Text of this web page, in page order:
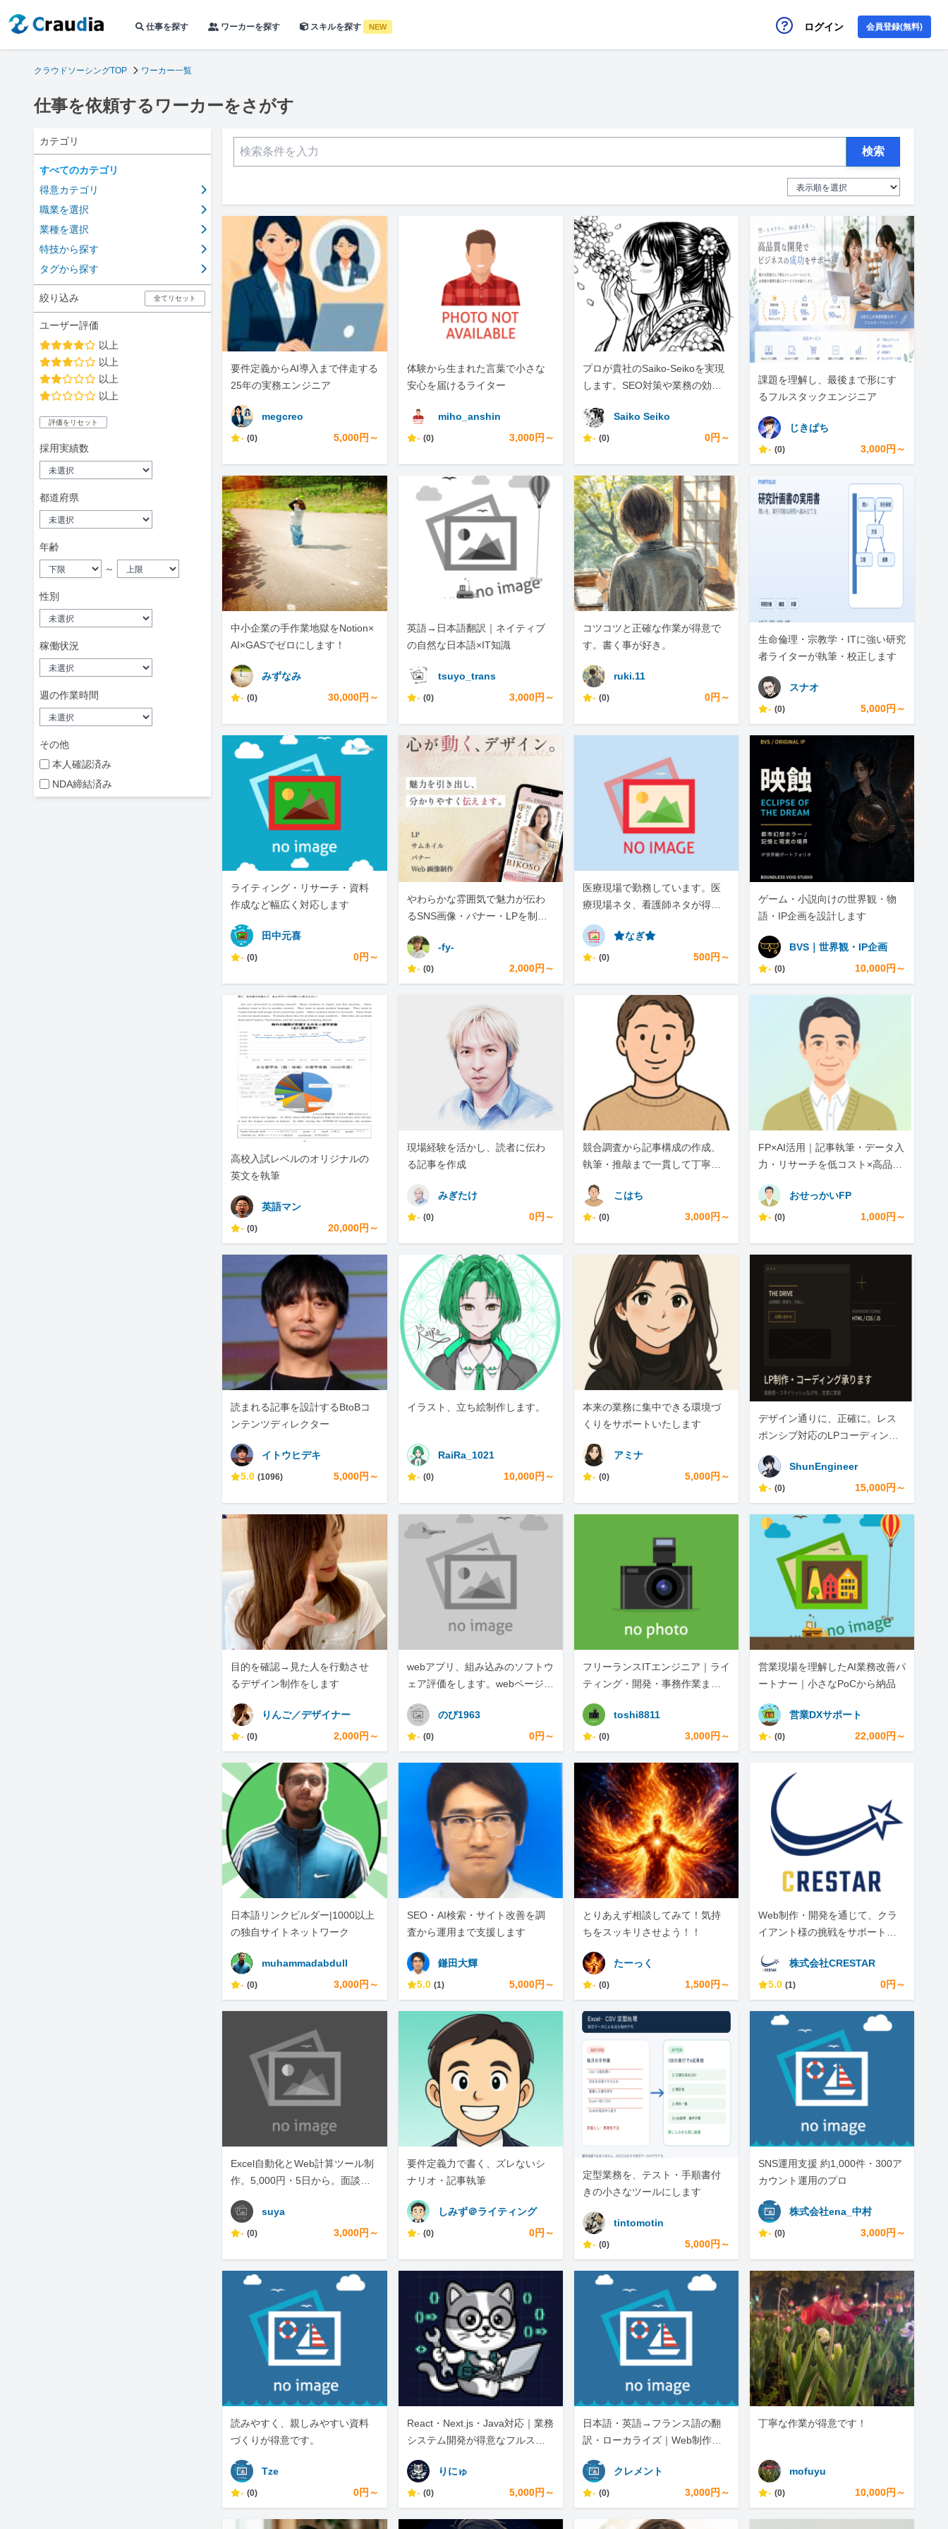
仕事を探す ワーカーを探す スキルを探す NEW ログイン 会員登録(無料)
クラウドソーシングTOP ワーカー一覧
仕事を依頼するワーカーをさがす
カテゴリ
すべてのカテゴリ
得意カテゴリ
職業を選択
業種を選択
特技から探す
タグから探す
絞り込み 全てリセット
ユーザー評価
以上
以上
以上
以上
評価をリセット
採用実績数
都道府県
年齢
～
性別
稼働状況
週の作業時間
その他
本人確認済み
NDA締結済み
検索
要件定義からAI導入まで伴走する
25年の実務エンジニア
megcreo
- (0) 5,000円～
体験から生まれた言葉で小さな
安心を届けるライター
miho_anshin
- (0) 3,000円～
プロが貴社のSaiko-Seikoを実現
します。SEO対策や業務の効率
い。
Saiko Seiko
- (0) 0円～
課題を理解し、最後まで形にす
るフルスタックエンジニア
じきぱち
- (0) 3,000円～
中小企業の手作業地獄をNotion×
AI×GASでゼロにします！
みずなみ
- (0) 30,000円～
英語→日本語翻訳｜ネイティブ
の自然な日本語×IT知識
tsuyo_trans
- (0) 3,000円～
コツコツと正確な作業が得意で
す。書く事が好き。
ruki.11
- (0) 0円～
生命倫理・宗教学・ITに強い研究
者ライターが執筆・校正します
スナオ
- (0) 5,000円～
ライティング・リサーチ・資料
作成など幅広く対応します
田中元喜
- (0) 0円～
やわらかな雰囲気で魅力が伝わ
るSNS画像・バナー・LPを制作
-fy-
- (0) 2,000円～
医療現場で勤務しています。医
療現場ネタ、看護師ネタが得意
⭐︎なぎ⭐︎
- (0) 500円～
ゲーム・小説向けの世界観・物
語・IP企画を設計します
BVS｜世界観・IP企画
- (0) 10,000円～
高校入試レベルのオリジナルの
英文を執筆
英語マン
- (0) 20,000円～
現場経験を活かし、読者に伝わ
る記事を作成
みぎたけ
- (0) 0円～
競合調査から記事構成の作成、
執筆・推敲まで一貫して丁寧に
こはち
- (0) 3,000円～
FP×AI活用｜記事執筆・データ入
力・リサーチを低コスト×高品質
おせっかいFP
- (0) 1,000円～
読まれる記事を設計するBtoBコ
ンテンツディレクター
イトウヒデキ
5.0 (1096) 5,000円～
イラスト、立ち絵制作します。
RaiRa_1021
- (0) 10,000円～
本来の業務に集中できる環境づ
くりをサポートいたします
アミナ
- (0) 5,000円～
デザイン通りに、正確に。レス
ポンシブ対応のLPコーディング
ShunEngineer
- (0) 15,000円～
目的を確認→見た人を行動させ
るデザイン制作をします
りんご／デザイナー
- (0) 2,000円～
webアプリ、組み込みのソフトウ
ェア評価をします。webページの
のび1963
- (0) 0円～
フリーランスITエンジニア｜ライ
ティング・開発・事務作業まで
toshi8811
- (0) 3,000円～
営業現場を理解したAI業務改善パ
ートナー｜小さなPoCから納品
営業DXサポート
- (0) 22,000円～
日本語リンクビルダー|1000以上
の独自サイトネットワーク
muhammadabdull
- (0) 3,000円～
SEO・AI検索・サイト改善を調
査から運用まで支援します
鎌田大輝
5.0 (1) 5,000円～
とりあえず相談してみて！気持
ちをスッキリさせよう！！
たーっく
- (0) 1,500円～
Web制作・開発を通じて、クラ
イアント様の挑戦をサポートし
株式会社CRESTAR
5.0 (1) 0円～
Excel自動化とWeb計算ツール制
作。5,000円・5日から。面談な
suya
- (0) 3,000円～
要件定義力で書く、ズレないシ
ナリオ・記事執筆
しみず＠ライティング
- (0) 0円～
定型業務を、テスト・手順書付
きの小さなツールにします
tintomotin
- (0) 5,000円～
SNS運用支援 約1,000件・300ア
カウント運用のプロ
株式会社ena_中村
- (0) 3,000円～
読みやすく、親しみやすい資料
づくりが得意です。
Tze
- (0) 0円～
React・Next.js・Java対応｜業務
システム開発が得意なフルスタ
りにゅ
- (0) 5,000円～
日本語・英語→フランス語の翻
訳・ローカライズ｜Web制作・A
クレメント
- (0) 3,000円～
丁寧な作業が得意です！
mofuyu
- (0) 10,000円～